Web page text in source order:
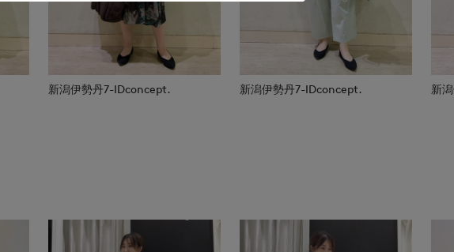
新潟伊勢丹7-IDconcept. 新潟伊勢丹7-IDconcept. 新